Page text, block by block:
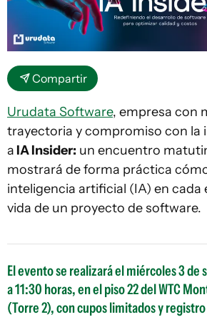
Compartir
Urudata Software, empresa con
trayectoria y compromiso con la
a IA Insider: un encuentro
mostrará de forma práctica
inteligencia artificial (IA) en cada
vida de un proyecto de software.
El evento se realizará el miércoles 3
a 11:30 horas, en el piso 22 del WTC
(Torre 2), con cupos limitados y